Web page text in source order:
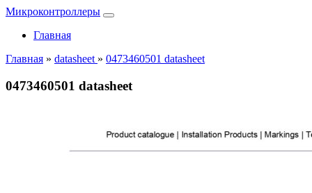
Микроконтроллеры
Главная
Главная » datasheet » 0473460501 datasheet
0473460501 datasheet